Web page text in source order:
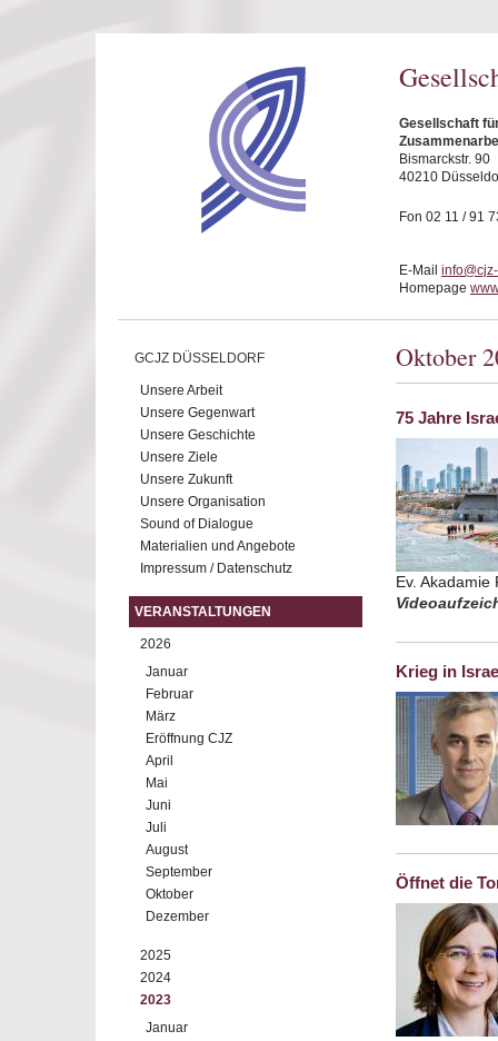
Gesellschaft
Bismarckstr. 90
40210
Fon 02 11 / 91
E-Mail
Homepage
GCJZ DÜSSELDORF
Unsere Arbeit
Unsere Gegenwart
Unsere Geschichte
Unsere Ziele
Unsere Zukunft
Unsere Organisation
Sound of Dialogue
Materialien und Angebote
Impressum / Datenschutz
VERANSTALTUNGEN
2026
Januar
Februar
März
Eröffnung CJZ
April
Mai
Juni
Juli
August
September
Oktober
Dezember
2025
2024
2023
Januar
Oktober
75 Jahre
Ev.
Krieg in
Öffnet die